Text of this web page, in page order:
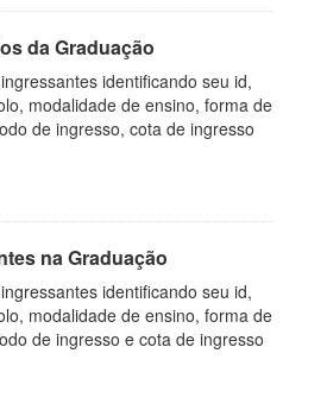
da Graduação
identificando seu id,
modalidade de ensino, forma de
de ingresso, cota de ingresso
na Graduação
identificando seu id,
modalidade de ensino, forma de
de ingresso e cota de ingresso